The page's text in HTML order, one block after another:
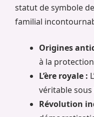
statut de symbole
familial
Origines
à la
L’ère royale :
véritable sous
Révolution